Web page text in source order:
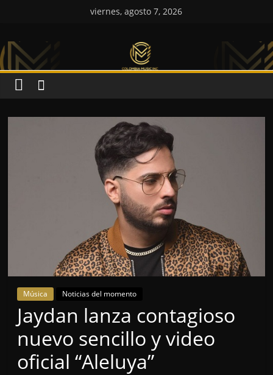
viernes, agosto 7, 2026
Colombia
Music
Inc
Música Noticias del momento
Jaydan lanza contagioso
nuevo sencillo y video
oficial “Aleluya”